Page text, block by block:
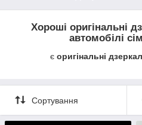
Хороші оригінальні
автомобілі
є оригінальні
Сортування